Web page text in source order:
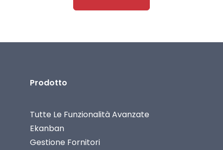
Prodotto
Tutte Le Funzionalità Avanzate
Ekanban
Gestione Fornitori